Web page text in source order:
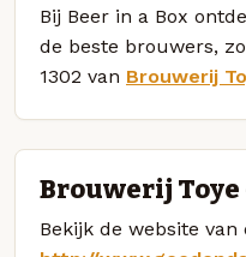
Bij Beer in a Box
de beste brouwers,
1302 van Brouwerij
Brouwerij
Bekijk de website